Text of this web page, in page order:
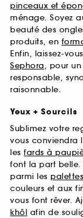
pinceaux et
ménage. Soyez
beauté des
produits, en
Enfin, laissez-
Sephora, pour
responsable,
raisonnable.
Yeux + Sourcils
Sublimez votre
vous conviendra
les fards à
font la part belle.
parmi les
couleurs et aux
vous font rêver.
khôl afin de